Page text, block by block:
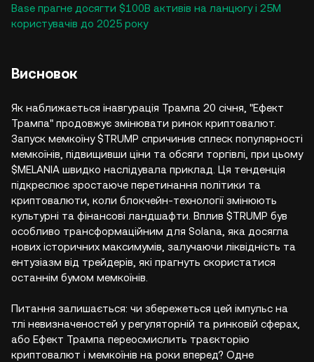
Base прагне досягти $100B активів на ланцюгу і 25M
користувачів до 2025 року
Висновок
Як наближається інавгурація Трампа 20 січня, "Ефект
Трампа" продовжує змінювати ринок криптовалют.
Запуск мемкоїну $TRUMP спричинив сплеск популярності
мемкоїнів, підвищивши ціни та обсяги торгівлі, при цьому
$MELANIA швидко наслідувала приклад. Ця тенденція
підкреслює зростаюче перетинання політики та
криптовалюти, коли блокчейн-технології змінюють
культурні та фінансові ландшафти. Вплив $TRUMP був
особливо трансформаційним для Solana, яка досягла
нових історичних максимумів, залучаючи ліквідність та
ентузіазм від трейдерів, які прагнуть скористатися
останнім бумом мемкоїнів.
Питання залишається: чи збережеться цей імпульс на
тлі невизначеностей у регуляторній та ринковій сферах,
або Ефект Трампа переосмислить траєкторію
криптовалют і мемкоїнів на роки вперед? Одне